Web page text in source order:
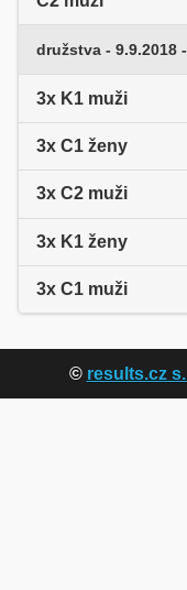
družstva - 9.9.2018
3x K1 muži
3x C1 ženy
3x C2 muži
3x K1 ženy
3x C1 muži
© results.cz